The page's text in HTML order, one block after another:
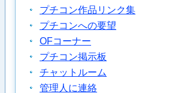
プチコン作品リンク集
プチコンへの要望
OFコーナー
プチコン掲示板
チャットルーム
管理人に連絡